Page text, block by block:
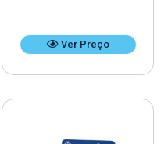
Ver Preço